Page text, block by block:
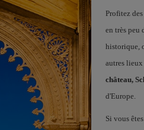
Profitez
en très peu
historique,
autres lieux
château,
d'Europe.
Si vous